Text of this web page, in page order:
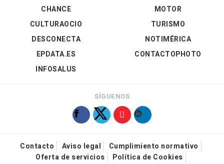
CHANCE
CULTURAOCIO
DESCONECTA
EPDATA.ES
INFOSALUS
MOTOR
TURISMO
NOTIMÉRICA
CONTACTOPHOTO
SÍGUENOS
Contacto Aviso legal
Cumplimiento normativo
Oferta de servicios
Política de Cookies